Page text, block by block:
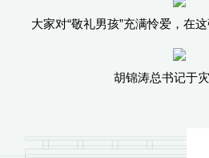
大家对“敬礼男孩”充满怜爱，在
胡锦涛总书记于